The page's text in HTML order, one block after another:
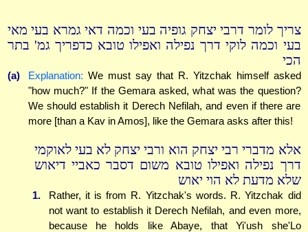
צריך לומר דרבי יצחק גופיה בעי וכמה דאי גמרא בעי מאי
בעי וכמה לוקי דרך נפילה ואפילו טובא כדפריך גמ' בתר
הכי
(a) Explanation: We must say that R. Yitzchak himself asked
"how much?" If the Gemara asked, what was the question?
We should establish it Derech Nefilah, and even if there are
more [than a Kav in Amos], like the Gemara asks after this!
אלא מדברי רבי יצחק הוא ורבי יצחק לא בעי לאוקמי
דרך נפילה ואפילו טובא משום דסבר כאביי דיאוש
שלא מדעת לא הוי יאוש
1.
Rather, it is from R. Yitzchak's words. R. Yitzchak did
not want to establish it Derech Nefilah, and even more,
because he holds like Abaye, that Yi'ush she'Lo